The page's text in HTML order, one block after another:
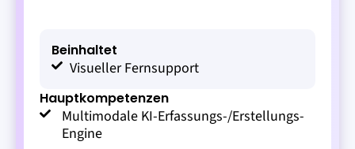
Beinhaltet
Visueller Fernsupport
Hauptkompetenzen
Multimodale KI-Erfassungs-/Erstellungs-
Engine